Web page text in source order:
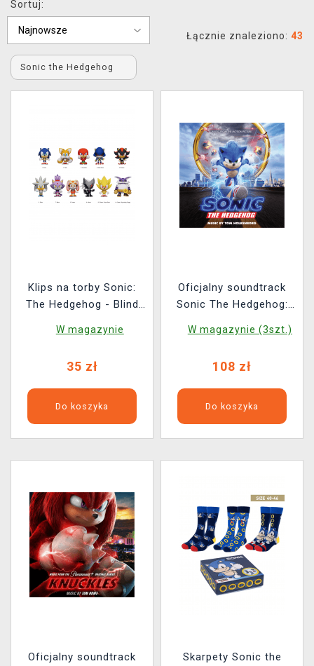
XZONE KLUB
Sortuj:
Łącznie znaleziono: 43
Sonic the Hedgehog
Klips na torby Sonic:
The Hedgehog - Blind
wybór)
W magazynie
35 zł
Do koszyka
Oficjalny soundtrack
Sonic The Hedgehog:
Picture (LITA Exclusive
W magazynie (3szt.)
108 zł
Do koszyka
Oficjalny soundtrack
Skarpety Sonic the